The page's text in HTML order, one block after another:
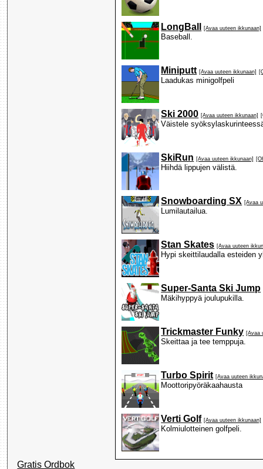
LongBall [Avaa uuteen ikkunaan]
Baseball.
Miniputt [Avaa uuteen ikkunaan]
Laadukas minigolfpeli
Ski 2000 [Avaa uuteen ikkunaan]
Väistele
SkiRun [Avaa uuteen ikkunaan]
Hiihdä lippujen välistä.
Snowboarding SX [Avaa
Lumilautailua.
Stan Skates [Avaa uuteen
Hypi skeittilaudalla esteiden
Super-Santa Ski Jump
Mäkihyppyä joulupukilla.
Trickmaster Funky [Avaa
Skeittaa ja tee temppuja.
Turbo Spirit [Avaa uuteen
Moottoripyöräkaahausta
Verti Golf [Avaa uuteen ikkunaan]
Kolmiulotteinen golfpeli.
Gratis Ordbok